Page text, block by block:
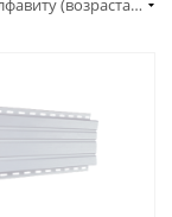
По алфавиту (возрастание)